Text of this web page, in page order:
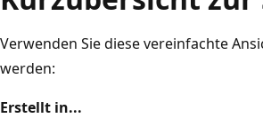
Verwenden Sie diese vereinfachte
werden:
Erstellt in...